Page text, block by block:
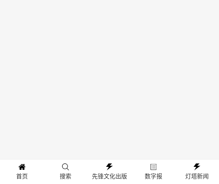
首页 搜索 先锋文化出版 数字报 灯塔新闻